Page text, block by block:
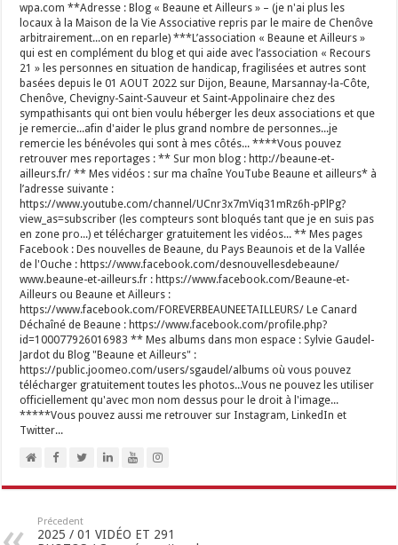
wpa.com **Adresse : Blog « Beaune et Ailleurs » – (je n'ai plus les
locaux à la Maison de la Vie Associative repris par le maire de Chenôve
arbitrairement...on en reparle) ***L’association « Beaune et Ailleurs »
qui est en complément du blog et qui aide avec l’association « Recours
21 » les personnes en situation de handicap, fragilisées et autres sont
basées depuis le 01 AOUT 2022 sur Dijon, Beaune, Marsannay-la-Côte,
Chenôve, Chevigny-Saint-Sauveur et Saint-Appolinaire chez des
sympathisants qui ont bien voulu héberger les deux associations et que
je remercie...afin d'aider le plus grand nombre de personnes...je
remercie les bénévoles qui sont à mes côtés... ****Vous pouvez
retrouver mes reportages : ** Sur mon blog : http://beaune-et-
ailleurs.fr/ ** Mes vidéos : sur ma chaîne YouTube Beaune et ailleurs* à
l’adresse suivante :
https://www.youtube.com/channel/UCnr3x7mViq31mRz6h-pPlPg?
view_as=subscriber (les compteurs sont bloqués tant que je en suis pas
en zone pro...) et télécharger gratuitement les vidéos... ** Mes pages
Facebook : Des nouvelles de Beaune, du Pays Beaunois et de la Vallée
de l'Ouche : https://www.facebook.com/desnouvellesdebeaune/
www.beaune-et-ailleurs.fr : https://www.facebook.com/Beaune-et-
Ailleurs ou Beaune et Ailleurs :
https://www.facebook.com/FOREVERBEAUNEETAILLEURS/ Le Canard
Déchaîné de Beaune : https://www.facebook.com/profile.php?
id=100077926016983 ** Mes albums dans mon espace : Sylvie Gaudel-
Jardot du Blog "Beaune et Ailleurs" :
https://public.joomeo.com/users/sgaudel/albums où vous pouvez
télécharger gratuitement toutes les photos...Vous ne pouvez les utiliser
officiellement qu'avec mon nom dessus pour le droit à l'image...
*****Vous pouvez aussi me retrouver sur Instagram, LinkedIn et
Twitter...
Précedent
2025 / 01 VIDÉO ET 291